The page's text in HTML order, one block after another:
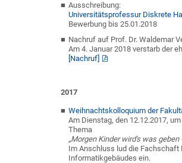
Ausschreibung:
Universitätsprofessur Diskrete
Bewerbung bis 25.01.2018
Nachruf auf Prof. Dr. Waldemar
Am 4. Januar 2018 verstarb der
[Nachruf]
2017
Weihnachtskolloquium der
Am Dienstag, den 12.12.2017,
Thema
„Morgen Kinder wird's was
Im Anschluss lud die
Informatikgebäudes ein.